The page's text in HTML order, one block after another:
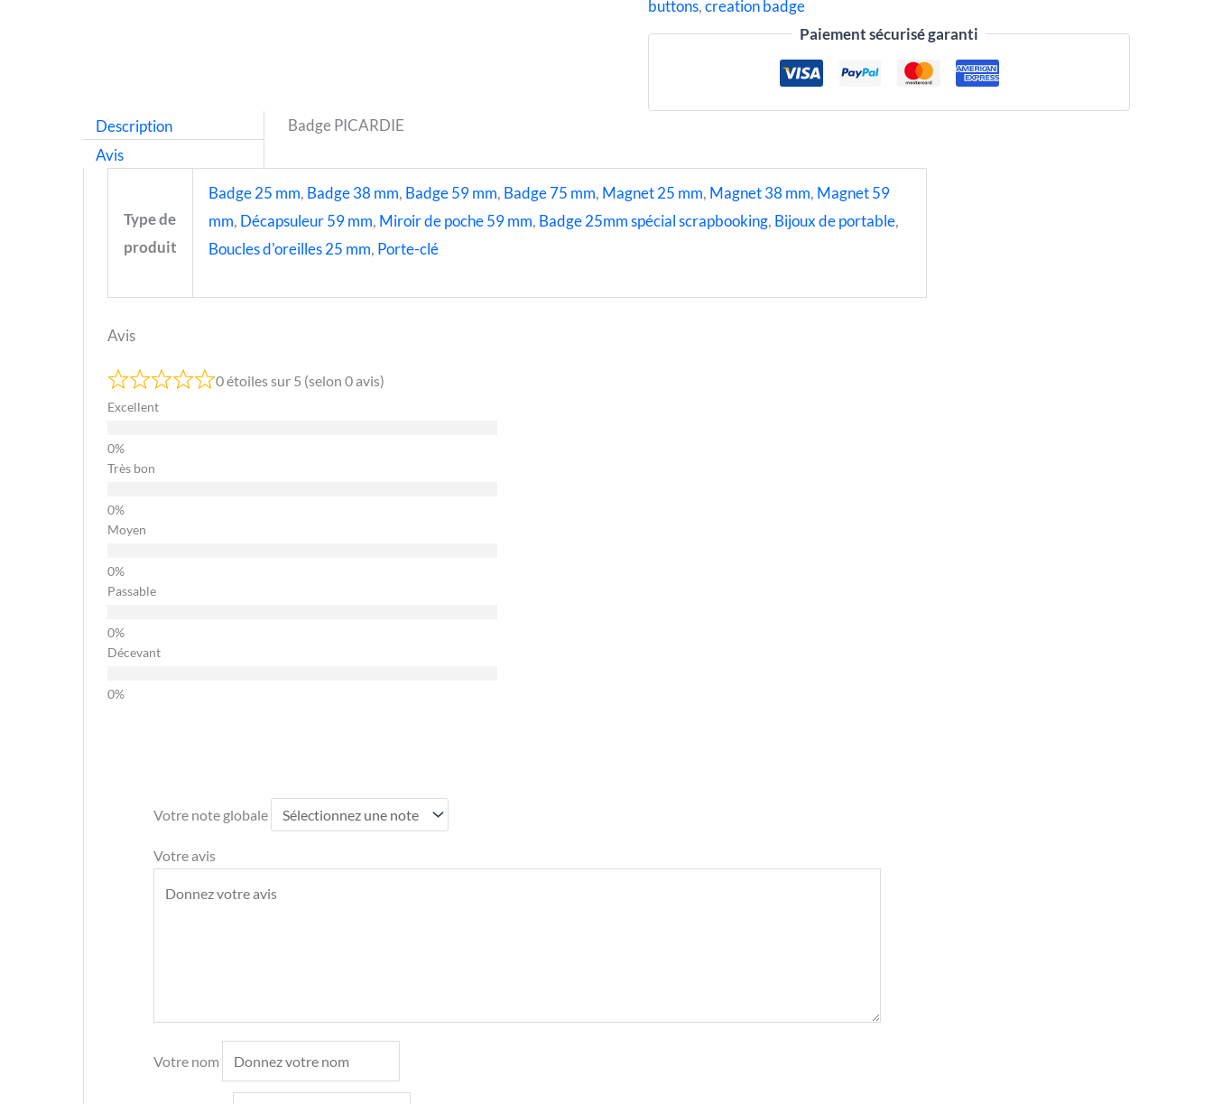
buttons,creation badge
Paiement sécurisé garanti
Description
Avis
Badge PICARDIE
Type de
produit
Badge 25 mm, Badge 38 mm, Badge 59 mm, Badge 75 mm, Magnet 25 mm, Magnet 38 mm, Magnet 59
mm, Décapsuleur 59 mm, Miroir de poche 59 mm, Badge 25mm spécial scrapbooking, Bijoux de portable,
Boucles d'oreilles 25 mm, Porte-clé
Avis
0 étoiles sur 5 (selon 0 avis)
Excellent
Très bon
Moyen
Passable
Décevant
Votre note globale
Votre avis
Votre nom